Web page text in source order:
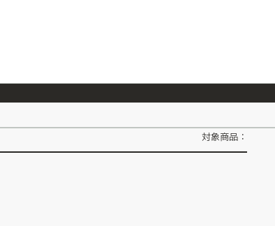
『ONE PIECE magazine 021 ONE PIECEカード付き同梱版』発売延期のご案内 対象商品：